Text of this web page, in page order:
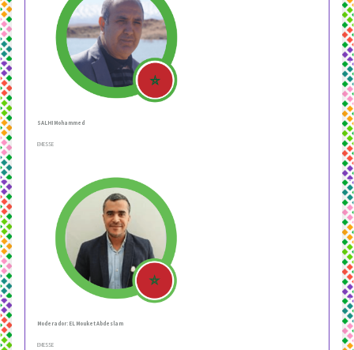
SALHI Mohammed
EMESSE
Moderador: EL Mouket Abdeslam
EMESSE